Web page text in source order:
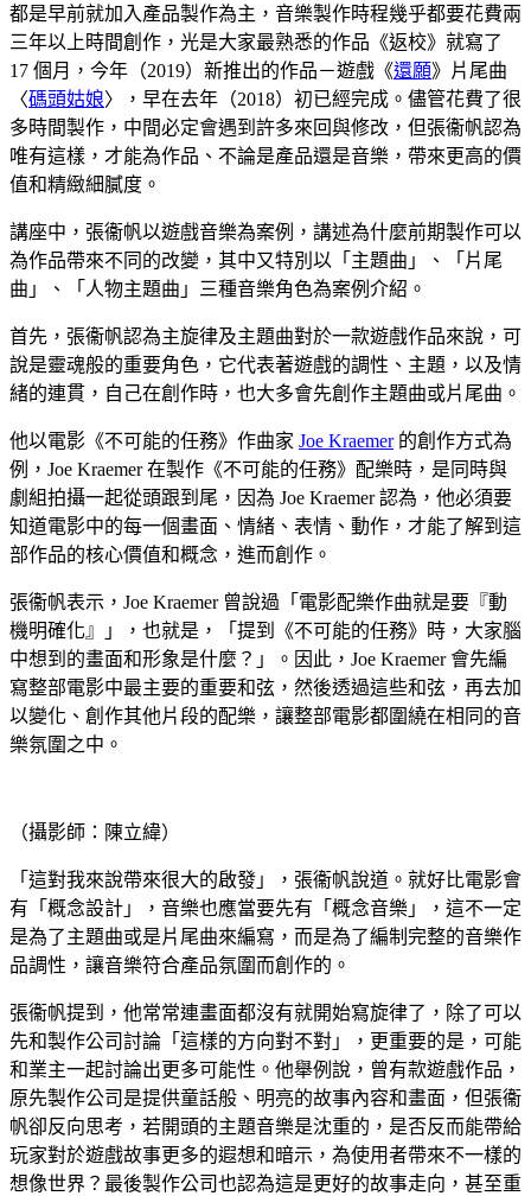
都是早前就加入產品製作為主，音樂製作時程幾乎都要花費兩
三年以上時間創作，光是大家最熟悉的作品《返校》就寫了
17 個月，今年（2019）新推出的作品－遊戲《還願》片尾曲
〈碼頭姑娘〉，早在去年（2018）初已經完成。儘管花費了很
多時間製作，中間必定會遇到許多來回與修改，但張衞帆認為
唯有這樣，才能為作品、不論是產品還是音樂，帶來更高的價
值和精緻細膩度。
講座中，張衞帆以遊戲音樂為案例，講述為什麼前期製作可以
為作品帶來不同的改變，其中又特別以「主題曲」、「片尾
曲」、「人物主題曲」三種音樂角色為案例介紹。
首先，張衞帆認為主旋律及主題曲對於一款遊戲作品來說，可
說是靈魂般的重要角色，它代表著遊戲的調性、主題，以及情
緒的連貫，自己在創作時，也大多會先創作主題曲或片尾曲。
他以電影《不可能的任務》作曲家 Joe Kraemer的創作方式為
例，Joe Kraemer 在製作《不可能的任務》配樂時，是同時與
劇組拍攝一起從頭跟到尾，因為 Joe Kraemer 認為，他必須要
知道電影中的每一個畫面、情緒、表情、動作，才能了解到這
部作品的核心價值和概念，進而創作。
張衞帆表示，Joe Kraemer 曾說過「電影配樂作曲就是要『動
機明確化』」，也就是，「提到《不可能的任務》時，大家腦
中想到的畫面和形象是什麼？」。因此，Joe Kraemer 會先編
寫整部電影中最主要的重要和弦，然後透過這些和弦，再去加
以變化、創作其他片段的配樂，讓整部電影都圍繞在相同的音
樂氛圍之中。
（攝影師：陳立緯）
「這對我來說帶來很大的啟發」，張衞帆說道。就好比電影會
有「概念設計」，音樂也應當要先有「概念音樂」，這不一定
是為了主題曲或是片尾曲來編寫，而是為了編制完整的音樂作
品調性，讓音樂符合產品氛圍而創作的。
張衞帆提到，他常常連畫面都沒有就開始寫旋律了，除了可以
先和製作公司討論「這樣的方向對不對」，更重要的是，可能
和業主一起討論出更多可能性。他舉例說，曾有款遊戲作品，
原先製作公司是提供童話般、明亮的故事內容和畫面，但張衞
帆卻反向思考，若開頭的主題音樂是沈重的，是否反而能帶給
玩家對於遊戲故事更多的遐想和暗示，為使用者帶來不一樣的
想像世界？最後製作公司也認為這是更好的故事走向，甚至重